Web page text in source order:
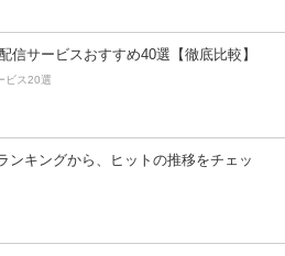
信サービスおすすめ40選【徹底比較】
ビス20選
ンキングから、ヒットの推移をチェッ